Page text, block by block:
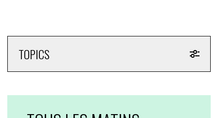
TOPICS